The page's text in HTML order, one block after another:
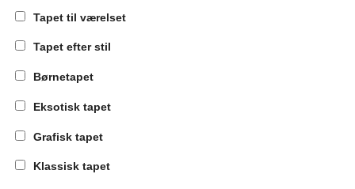
Tapet til værelset
Tapet efter stil
Børnetapet
Eksotisk tapet
Grafisk tapet
Klassisk tapet